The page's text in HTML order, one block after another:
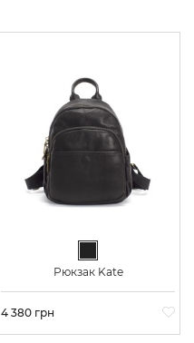
Рюкзак Kate
Цена
4 380 грн